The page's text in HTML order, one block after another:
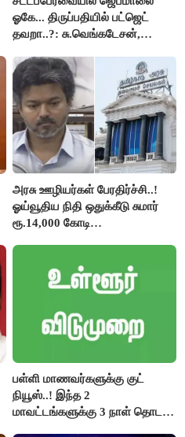
ஓகே... திருப்பதியில் பட்ஜெட்
தவறா..?: சு.வெங்கடேசன்,
கேள்வி..!
அரசு ஊழியர்கள் பேரதிர்ச்சி..!
ஓய்வூதிய நிதி ஒதுக்கீடு சுமார்
ரூ.14,000 கோடி
பள்ளி மாணவர்களுக்கு குட்
நியூஸ்..! இந்த 2
மாவட்டங்களுக்கு 3 நாள் தொடர்